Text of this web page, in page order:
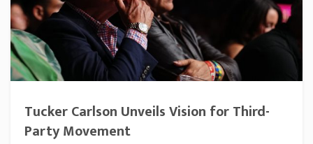
Tucker Carlson Unveils Vision for Third-
Party Movement